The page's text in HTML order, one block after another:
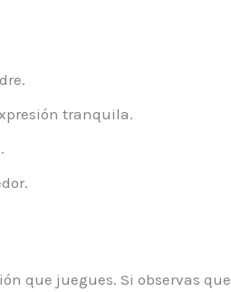
tranquila.
que juegues. Si observas que